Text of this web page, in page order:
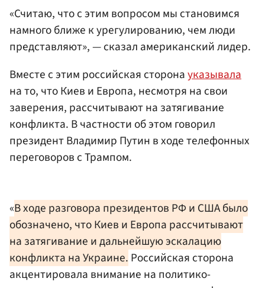
«Считаю, что с этим вопросом мы становимся
намного ближе к урегулированию, чем люди
представляют», — сказал американский лидер.
Вместе с этим российская сторонауказывала
на то, что Киев и Европа, несмотря на свои
заверения, рассчитывают на затягивание
конфликта. В частности об этом говорил
президент Владимир Путин в ходе телефонных
переговоров с Трампом.
«В ходе разговора президентов РФ и США было
обозначено, что Киев и Европа рассчитывают
на затягивание и дальнейшую эскалацию
конфликта на Украине. Российская сторона
акцентировала внимание на политико-